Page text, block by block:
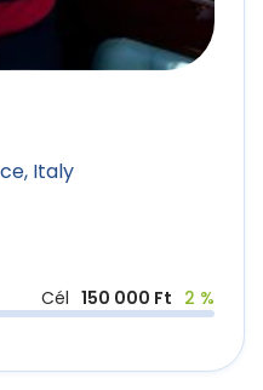
Italy
Cél 150 000 Ft 2 %